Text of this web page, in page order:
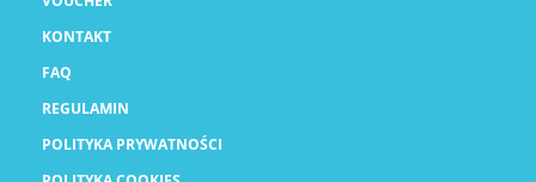
KONTAKT
FAQ
REGULAMIN
POLITYKA PRYWATNOŚCI